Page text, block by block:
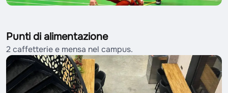
Punti di alimentazione
2 caffetterie e mensa nel campus.